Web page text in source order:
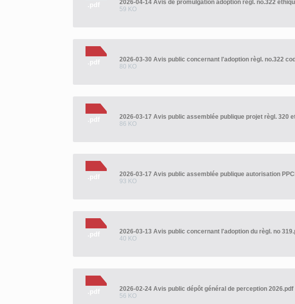
.pdf
59 KO
.pdf
80 KO
.pdf
2026-03-17 Avis public assemblée publique projet règl. 320
86 KO
.pdf
2026-03-17 Avis public assemblée publique autorisation
93 KO
.pdf
2026-03-13 Avis public concernant l'adoption du règl. no
40 KO
.pdf
2026-02-24 Avis public dépôt général de perception 2026.pdf
56 KO